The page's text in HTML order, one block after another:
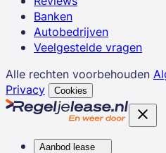
Banken
Autobedrijven
Veelgestelde vragen
Alle rechten voorbehouden
Privacy
Cookies
Aanbod lease